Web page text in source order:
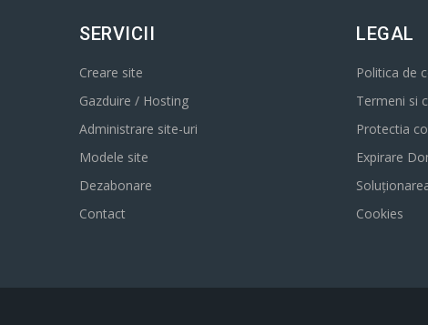
SERVICII
Creare site
Gazduire / Hosting
Administrare site-uri
Modele site
Dezabonare
Contact
LEGAL
Politica de
Termeni si
Protectia
Expirare
Cookies